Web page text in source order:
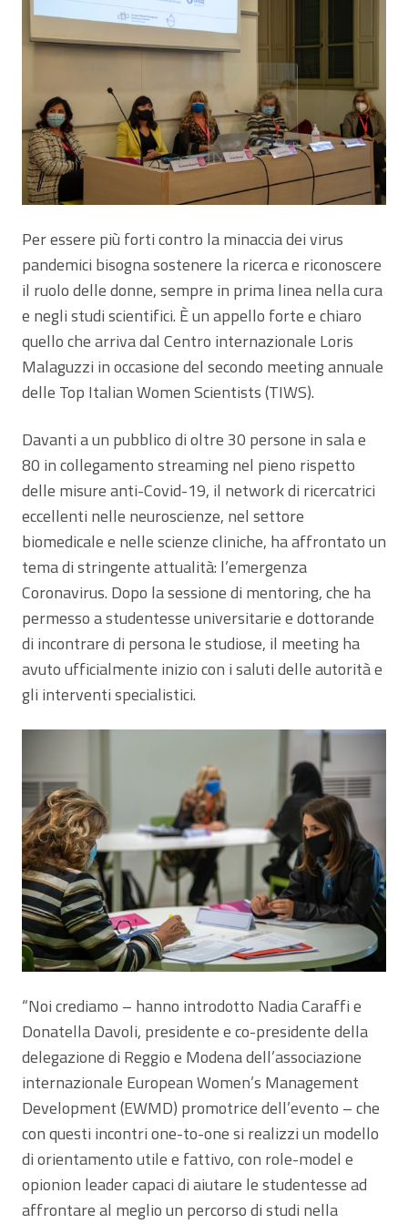
Per essere più forti contro la minaccia dei virus
pandemici bisogna sostenere la ricerca e riconoscere
il ruolo delle donne, sempre in prima linea nella cura
e negli studi scientifici. È un appello forte e chiaro
quello che arriva dal Centro internazionale Loris
Malaguzzi in occasione del secondo meeting annuale
delle Top Italian Women Scientists (TIWS).
Davanti a un pubblico di oltre 30 persone in sala e
80 in collegamento streaming nel pieno rispetto
delle misure anti-Covid-19, il network di ricercatrici
eccellenti nelle neuroscienze, nel settore
biomedicale e nelle scienze cliniche, ha affrontato un
tema di stringente attualità: l’emergenza
Coronavirus. Dopo la sessione di mentoring, che ha
permesso a studentesse universitarie e dottorande
di incontrare di persona le studiose, il meeting ha
avuto ufficialmente inizio con i saluti delle autorità e
gli interventi specialistici.
“Noi crediamo – hanno introdotto Nadia Caraffi e
Donatella Davoli, presidente e co-presidente della
delegazione di Reggio e Modena dell’associazione
internazionale European Women’s Management
Development (EWMD) promotrice dell’evento – che
con questi incontri one-to-one si realizzi un modello
di orientamento utile e fattivo, con role-model e
opionion leader capaci di aiutare le studentesse ad
affrontare al meglio un percorso di studi nella